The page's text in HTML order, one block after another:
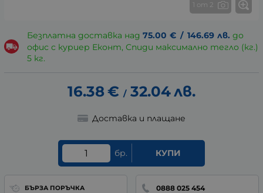
1 от 2
Безплатна доставка над 75.00 € / 146.69 лв. до
офис с куриер Еконт, Спиди максимално тегло (кг.)
5 кг.
16.38€ / 32.04лв.
Доставка и плащане
бр. КУПИ
БЪРЗА ПОРЪЧКА 0888 025 454